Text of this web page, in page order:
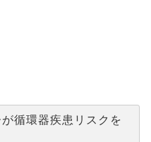
循環器疾患リスクを